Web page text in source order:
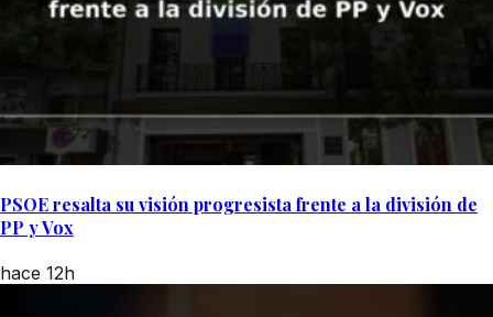
PSOE resalta su visión progresista frente a la división de
PP y Vox
hace 12h